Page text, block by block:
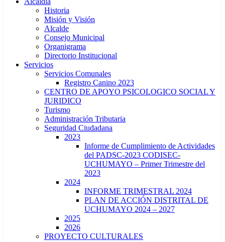
Historia
Misión y Visión
Alcalde
Consejo Municipal
Organigrama
Directorio Institucional
Servicios
Servicios Comunales
Registro Canino 2023
CENTRO DE APOYO PSICOLOGICO SOCIAL Y
JURIDICO
Turismo
Administración Tributaria
Seguridad Ciudadana
2023
Informe de Cumplimiento de Actividades
del PADSC-2023 CODISEC-
UCHUMAYO – Primer Trimestre del
2023
2024
INFORME TRIMESTRAL 2024
PLAN DE ACCIÓN DISTRITAL DE
UCHUMAYO 2024 – 2027
2025
2026
PROYECTO CULTURALES